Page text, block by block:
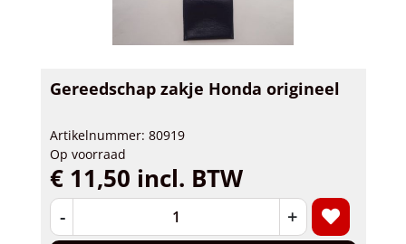
Gereedschap zakje Honda origineel
Artikelnummer: 80919
Op voorraad
€ 11,50 incl. BTW
- +